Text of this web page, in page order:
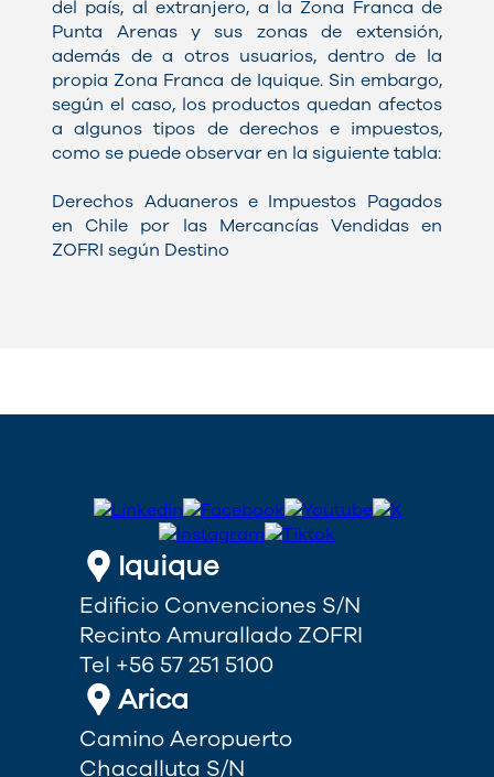
del país, al extranjero, a la Zona Franca de
Punta Arenas y sus zonas de extensión,
además de a otros usuarios, dentro de la
propia Zona Franca de Iquique. Sin embargo,
según el caso, los productos quedan afectos
a algunos tipos de derechos e impuestos,
como se puede observar en la siguiente tabla:
Derechos Aduaneros e Impuestos Pagados
en Chile por las Mercancías Vendidas en
ZOFRI según Destino
Iquique
Edificio Convenciones S/N
Recinto Amurallado ZOFRI
Tel +56 57 251 5100
Arica
Camino Aeropuerto
Chacalluta S/N